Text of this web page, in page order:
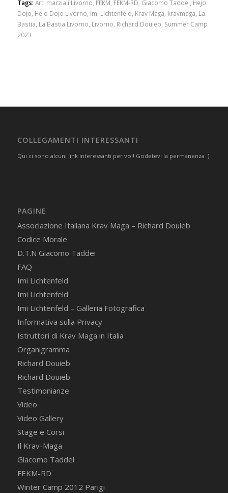
Tags: Arti marziali Livorno FEKM FEKM-RD Giacomo Taddei Hejo
Dojo Hejo Dojo Livorno Imi Lichtenfeld Krav Maga kravmaga La
Bastia La Bastia Livorno Livorno Richard Douieb Summer Camp
2023
COLLEGAMENTI INTERESSANTI
Qui ci sono alcuni link interessanti per voi! Godetevi la permanenza :)
PAGINE
Associazione Italiana Krav Maga – Richard Douieb
Codice Morale
D.T.N Giacomo Taddei
FAQ
Imi Lichtenfeld
Imi Lichtenfeld
Imi Lichtenfeld – Galleria Fotografica
Informativa sulla Privacy
Istruttori di Krav Maga in Italia
Organigramma
Richard Douieb
Richard Douieb
Testimonianze
Video
Video Gallery
Stage e Corsi
Il Krav-Maga
Giacomo Taddei
FEKM-RD
Winter Camp 2012 Parigi